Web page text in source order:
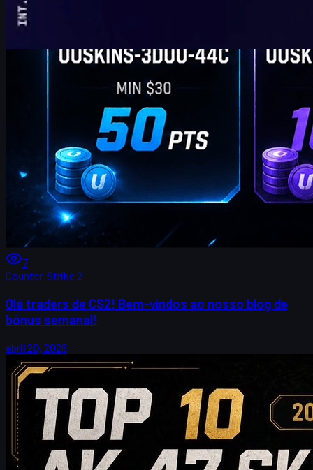
7
Counter-Strike 2
Olá traders de CS2! Bem-vindos ao nosso blog de
bónus semanal!
abril 20, 2026